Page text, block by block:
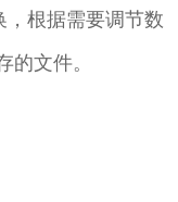
根据需要调节数
的文件。